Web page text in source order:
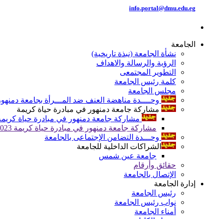
info.portal@dmu.edu.eg
الجامعة
نشأة الجامعة (نبذة تاريخية)
الرؤية والرسالة والاهداف
التطوير المجتمعى
كلمة رئيس الجامعة
مجلس الجامعة
وحــــدة مناهضة العنف ضد المـــرأة بجامعة
مشاركة جامعة دمنهور في مبادرة حياة كريمة
مشاركة جامعة دمنهور في مبادرة حياة كريمة
مشاركة جامعة دمنهور في مبادرة حياة كريمة 2023
وحـــدة التضامن الإجتماعى بالجامعة
الشراكات الداخلية للجامعة
جامعة عين شمس
حقائق وأرقام
الإتصال بالجامعة
إدارة الجامعة
رئيس الجامعة
نواب رئيس الجامعة
أمناء الجامعة